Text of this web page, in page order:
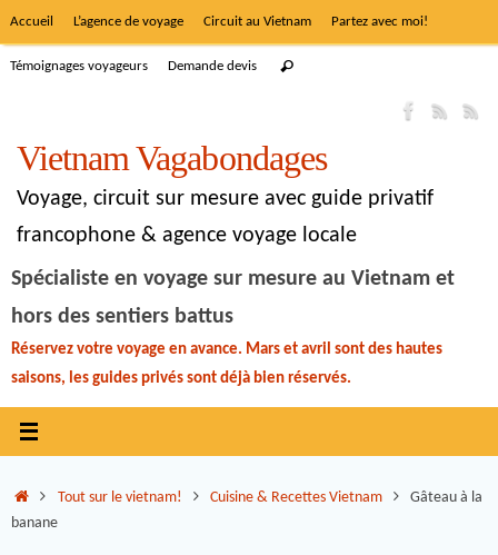
Accueil L’agence de voyage Circuit au Vietnam Partez avec moi!
Témoignages voyageurs Demande devis
Vietnam Vagabondages
Voyage, circuit sur mesure avec guide privatif
francophone & agence voyage locale
Spécialiste en voyage sur mesure au Vietnam et
hors des sentiers battus
Réservez votre voyage en avance. Mars et avril sont des hautes
saisons, les guides privés sont déjà bien réservés.
Tout sur le vietnam! Cuisine & Recettes Vietnam
Gâteau à la
banane